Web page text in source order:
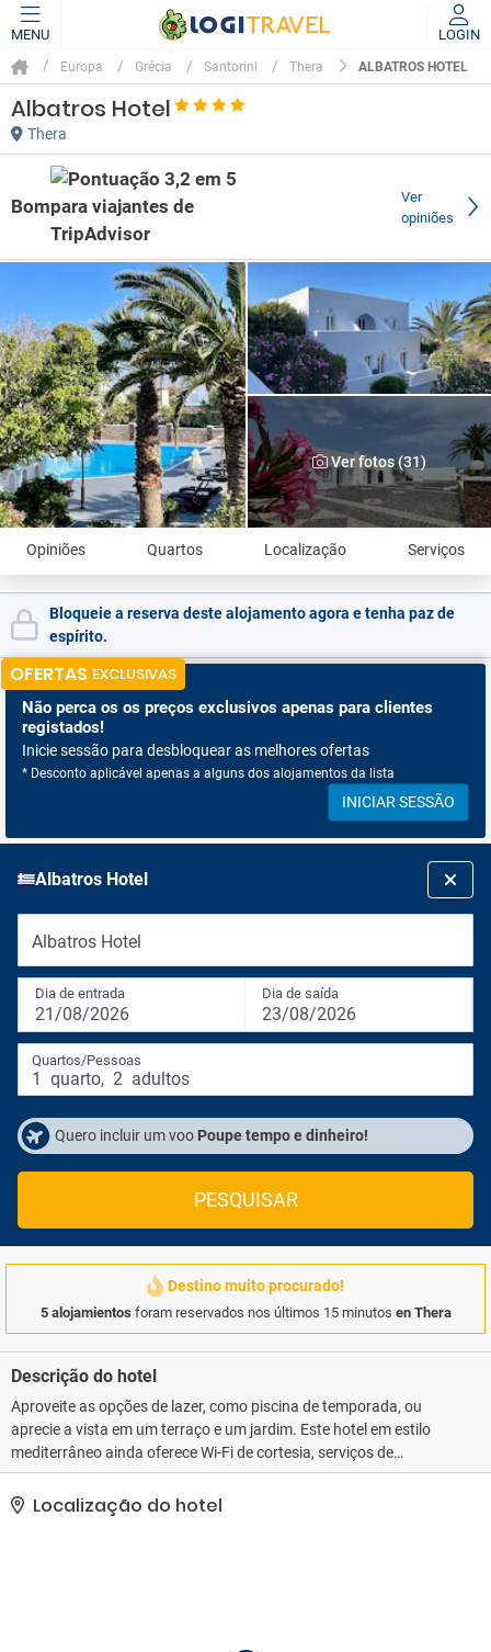
MENU LOGIN
Europa Grécia Santorini Thera ALBATROS HOTEL
Albatros Hotel
Thera
Bom
Ver
opiniões
Ver fotos (31)
Opiniões Quartos Localização Serviços
Bloqueie a reserva deste alojamento agora e tenha paz de
espírito.
OFERTAS EXCLUSIVAS
Não perca os os preços exclusivos apenas para clientes
registados!
Inicie sessão para desbloquear as melhores ofertas
* Desconto aplicável apenas a alguns dos alojamentos da lista
INICIAR SESSÃO
Albatros Hotel
Albatros Hotel
Dia de entrada
21/08/2026
Dia de saída
23/08/2026
Quartos/Pessoas
1 quarto, 2 adultos
Quero incluir um voo Poupe tempo e dinheiro!
PESQUISAR
Destino muito procurado!
5 alojamientos foram reservados nos últimos 15 minutos en Thera
Descrição do hotel
Aproveite as opções de lazer, como piscina de temporada, ou
aprecie a vista em um terraço e um jardim. Este hotel em estilo
mediterrâneo ainda oferece Wi-Fi de cortesia, serviços de
concierge e cabeleireiro.. As comodidades presentes incluem
acesso grátis à internet com fio, check-out expresso e balcão de
recepção 24 horas. Estacionamento grátis sem manobrista está
Localização do hotel